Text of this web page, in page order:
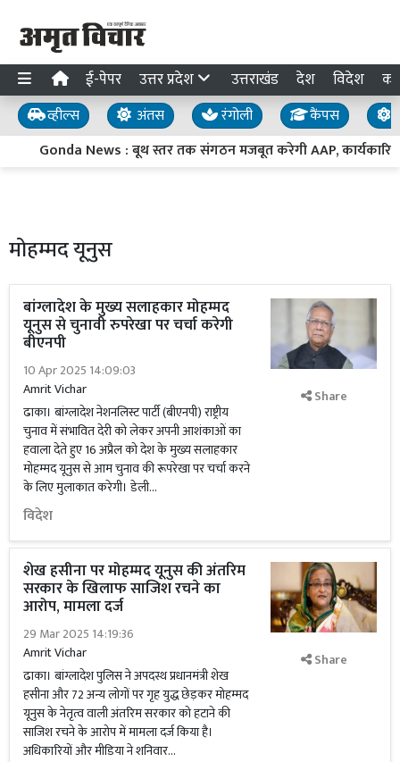
ई-पेपर उत्तर प्रदेश उत्तराखंड देश विदेश
व्हील्स अंतस रंगोली कैंपस
Gonda News : बूथ स्तर तक संगठन मजबूत करेगी AAP, कार्यकारिणी
मोहम्मद यूनुस
बांग्लादेश के मुख्य सलाहकार मोहम्मद
यूनुस से चुनावी रुपरेखा पर चर्चा करेगी
बीएनपी
10 Apr 2025 14:09:03
Amrit Vichar
ढाका। बांग्लादेश नेशनलिस्ट पार्टी (बीएनपी) राष्ट्रीय
चुनाव में संभावित देरी को लेकर अपनी आशंकाओं का
हवाला देते हुए 16 अप्रैल को देश के मुख्य सलाहकार
मोहम्मद यूनुस से आम चुनाव की रूपरेखा पर चर्चा करने
के लिए मुलाकात करेगी। डेली...
विदेश
Share
शेख हसीना पर मोहम्मद यूनुस की अंतरिम
सरकार के खिलाफ साजिश रचने का
आरोप, मामला दर्ज
29 Mar 2025 14:19:36
Amrit Vichar
ढाका। बांग्लादेश पुलिस ने अपदस्थ प्रधानमंत्री शेख
हसीना और 72 अन्य लोगों पर गृह युद्ध छेड़कर मोहम्मद
यूनुस के नेतृत्व वाली अंतरिम सरकार को हटाने की
साजिश रचने के आरोप में मामला दर्ज किया है।
अधिकारियों और मीडिया ने शनिवार...
Share